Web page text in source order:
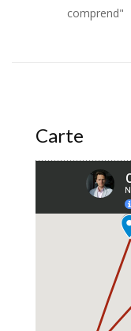
comprend"
Carte